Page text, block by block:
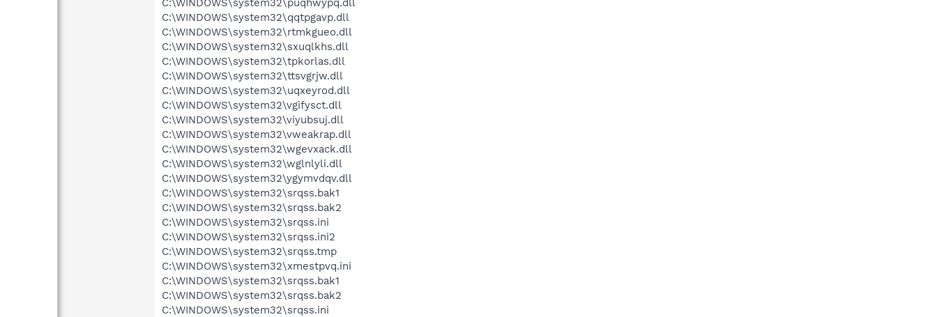
C:\WINDOWS\system32\puqhwypq.dll
C:\WINDOWS\system32\qqtpgavp.dll
C:\WINDOWS\system32\rtmkgueo.dll
C:\WINDOWS\system32\sxuqlkhs.dll
C:\WINDOWS\system32\tpkorlas.dll
C:\WINDOWS\system32\ttsvgrjw.dll
C:\WINDOWS\system32\uqxeyrod.dll
C:\WINDOWS\system32\vgifysct.dll
C:\WINDOWS\system32\viyubsuj.dll
C:\WINDOWS\system32\vweakrap.dll
C:\WINDOWS\system32\wgevxack.dll
C:\WINDOWS\system32\wglnlyli.dll
C:\WINDOWS\system32\ygymvdqv.dll
C:\WINDOWS\system32\srqss.bak1
C:\WINDOWS\system32\srqss.bak2
C:\WINDOWS\system32\srqss.ini
C:\WINDOWS\system32\srqss.ini2
C:\WINDOWS\system32\srqss.tmp
C:\WINDOWS\system32\xmestpvq.ini
C:\WINDOWS\system32\srqss.bak1
C:\WINDOWS\system32\srqss.bak2
C:\WINDOWS\system32\srqss.ini